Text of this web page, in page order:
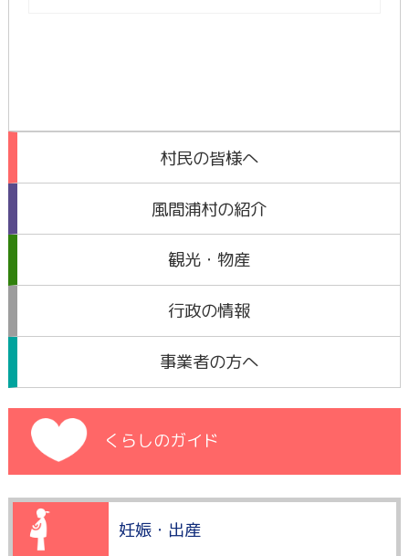
村民の皆様へ
風間浦村の紹介
観光・物産
行政の情報
事業者の方へ
くらしのガイド
妊娠・出産